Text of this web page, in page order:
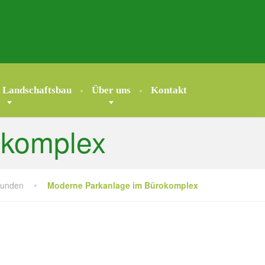
Über uns Kontakt
Moderne Parkanlage im Bürokomplex